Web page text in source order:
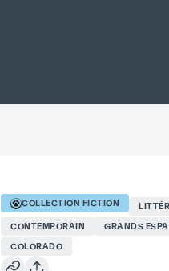
COLLECTION FICTION
CONTEMPORAIN
GRANDS
COLORADO